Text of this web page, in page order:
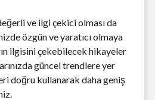
ve ilgi çekici olması da
özgün ve yaratıcı olmaya
ilgisini çekebilecek hikayeler
güncel trendlere yer
doğru kullanarak daha geniş